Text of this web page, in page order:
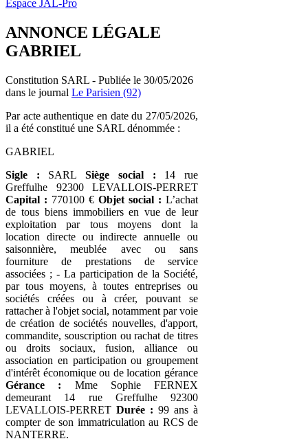
Espace JAL-Pro
ANNONCE LÉGALE
GABRIEL
Constitution SARL - Publiée le 30/05/2026
dans le journal Le Parisien (92)
Par acte authentique en date du 27/05/2026,
il a été constitué une SARL dénommée :
GABRIEL
Sigle : SARLSiège social : 14 rue
Greffulhe 92300 LEVALLOIS-PERRET
Capital : 770100 € Objet social : L’achat
de tous biens immobiliers en vue de leur
exploitation par tous moyens dont la
location directe ou indirecte annuelle ou
saisonnière, meublée avec ou sans
fourniture de prestations de service
associées ; - La participation de la Société,
par tous moyens, à toutes entreprises ou
sociétés créées ou à créer, pouvant se
rattacher à l'objet social, notamment par voie
de création de sociétés nouvelles, d'apport,
commandite, souscription ou rachat de titres
ou droits sociaux, fusion, alliance ou
association en participation ou groupement
d'intérêt économique ou de location gérance
Gérance : Mme Sophie FERNEX
demeurant 14 rue Greffulhe 92300
LEVALLOIS-PERRET Durée : 99 ans à
compter de son immatriculation au RCS de
NANTERRE.